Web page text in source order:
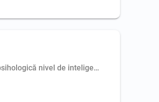
nivel de inteligență IQ, Raport